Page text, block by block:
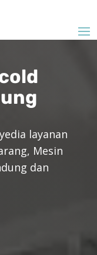
layanan
Mesin
dan